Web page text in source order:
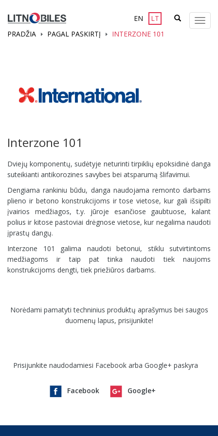
LT
EN
PRADŽIA
PAGAL PASKIRTĮ INTERZONE 101
Interzone 101
Dviejų komponentų, sudėtyje neturinti tirpiklių epoksidinė danga
suteikianti antikorozines savybes bei atsparumą šlifavimui.
Dengiama rankiniu būdu, danga naudojama remonto darbams
plieno ir betono konstrukcijoms ir tose vietose, kur gali išsipilti
įvairios medžiagos, t.y. jūroje esančiose gaubtuose, kalant
polius ir kitose pastoviai drėgnose vietose, kur negalima naudoti
įprastų dangų.
Interzone 101 galima naudoti betonui, stiklu sutvirtintoms
medžiagoms ir taip pat tinka naudoti tiek naujoms
konstrukcijoms dengti, tiek priežiūros darbams.
Norėdami pamatyti techninius produktų aprašymus bei saugos
duomenų lapus, prisijunkite!
Prisijunkite naudodamiesi Facebook arba Google+ paskyra
Facebook Google+